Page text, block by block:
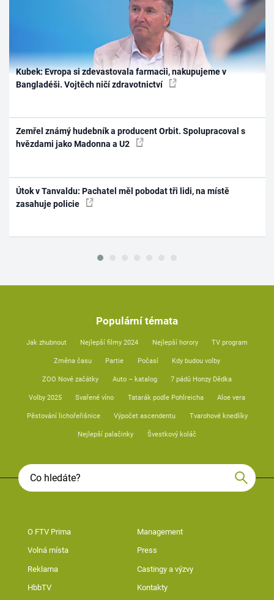
Kubek: Evropa si zdevastovala farmacii, nakupujeme v
Bangladéši. Vojtěch ničí zdravotnictví
Zemřel známý hudebník a producent Orbit. Spolupracoval s
hvězdami jako Madonna a U2
Útok v Tanvaldu: Pachatel měl pobodat tři lidi, na místě
zasahuje policie
Populární témata
Jak zhubnout Nejlepší filmy 2024 Nejlepší horory TV program
Změna času Partie Počasí Kdy budou volby
ZOO Nové začátky Auto – katalog 7 pádů Honzy Dědka
Volby 2025 Svařené víno Tatarák podle Pohlreicha Aloe vera
Pěstování lichořeřišnice Výpočet ascendentu Tvarohové knedlíky
Nejlepší palačinky Švestkový koláč
O FTV Prima Management
Volná místa Press
Reklama Castingy a výzvy
HbbTV Kontakty